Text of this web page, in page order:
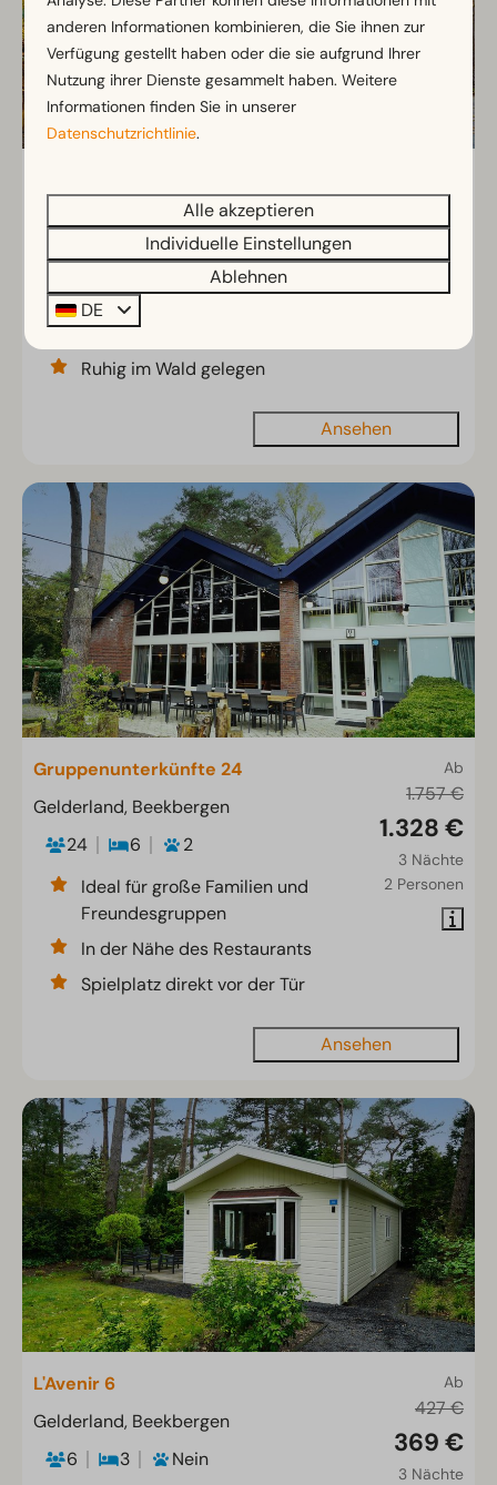
341 €
2 Personen
Gelderland, Beekbergen
4
2
Einige
Einzigartiges Design
Gemütlich und kompakt eingerichtet
Ruhig im Wald gelegen
Ansehen
Ab
1.757 €
1.328 €
3 Nächte
2 Personen
Gruppenunterkünfte 24
Gelderland, Beekbergen
24
6
2
Ideal für große Familien und
Freundesgruppen
In der Nähe des Restaurants
Spielplatz direkt vor der Tür
Ansehen
Ab
427 €
369 €
3 Nächte
L'Avenir 6
Gelderland, Beekbergen
6
3 Nein
anderen Informationen kombinieren, die Sie ihnen zur
Verfügung gestellt haben oder die sie aufgrund Ihrer
Nutzung ihrer Dienste gesammelt haben. Weitere
Informationen finden Sie in unserer
Datenschutzrichtlinie.
Alle akzeptieren
Individuelle Einstellungen
Ablehnen
DE